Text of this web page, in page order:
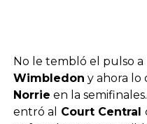
No le tembló el pulso a
Wimbledon y ahora lo
Norrie en la
entró al
Court Central